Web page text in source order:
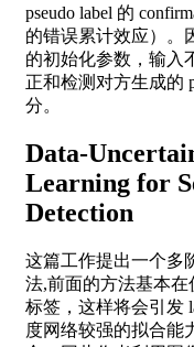
pseudo label 的
的错误累计效应）。
的初始化参数，输入
正和检测对方生成的
分。
Data-
Learning for
Detection
这篇工作提出一个多
法,前面的方法基本
标签，这样将会引发
度网络较强的拟合能